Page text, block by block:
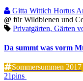
Gitta Wittich Hortus
@ für Wildbienen und
Privatgärten, Gärten
Da summt was vorm
Sommersummen 2017
21pins